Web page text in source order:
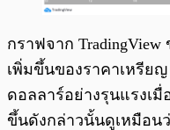
กราฟจาก TradingView
เพิ่มขึ้นของราคาเหรีย
ดอลลาร์อย่างรุนแรงเ
ขึ้นดังกล่าวนั้นดูเหมือน